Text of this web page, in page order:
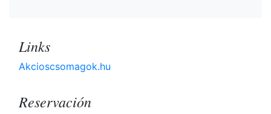
Links
Akcioscsomagok.hu
Reservación